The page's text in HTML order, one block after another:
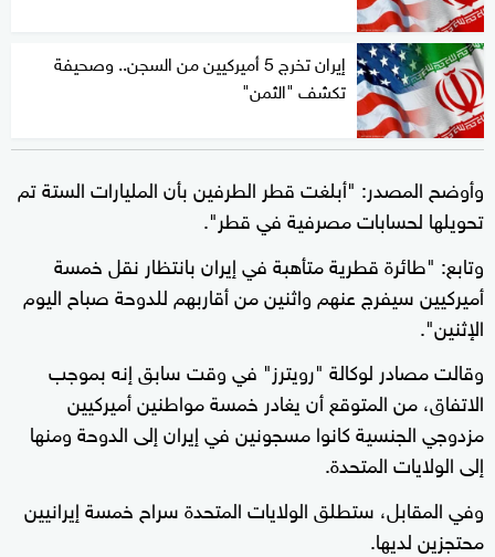
إيران تخرج 5 أميركيين من السجن.. وصحيفة
تكشف "الثمن"
وأوضح المصدر: "أبلغت قطر الطرفين بأن المليارات الستة تم
تحويلها لحسابات مصرفية في قطر".
وتابع: "طائرة قطرية متأهبة في إيران بانتظار نقل خمسة
أميركيين سيفرج عنهم واثنين من أقاربهم للدوحة صباح اليوم
الإثنين".
وقالت مصادر لوكالة "رويترز" في وقت سابق إنه بموجب
الاتفاق، من المتوقع أن يغادر خمسة مواطنين أميركيين
مزدوجي الجنسية كانوا مسجونين في إيران إلى الدوحة ومنها
إلى الولايات المتحدة.
وفي المقابل، ستطلق الولايات المتحدة سراح خمسة إيرانيين
محتجزين لديها.